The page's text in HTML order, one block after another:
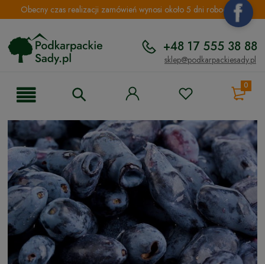
Obecny czas realizacji zamówień wynosi około 5 dni roboczych.
+48 17 555 38 88
sklep@podkarpackiesady.pl
0